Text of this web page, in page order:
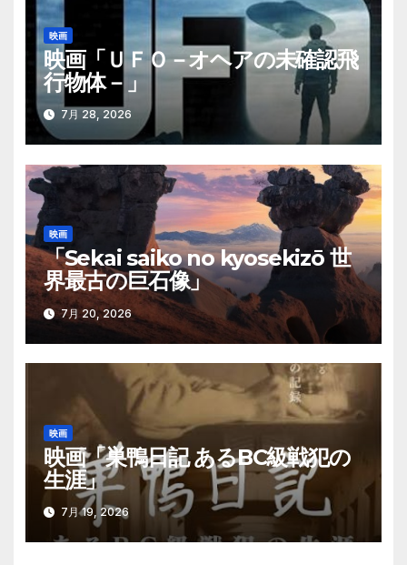
シ
ョ
ン
映画
映画「ＵＦＯ－オヘアの未確認飛
行物体－」
7月 28, 2026
映画
「Sekai saiko no kyosekizō 世
界最古の巨石像」
7月 20, 2026
映画
映画「巣鴨日記 あるBC級戦犯の
生涯」
7月 19, 2026